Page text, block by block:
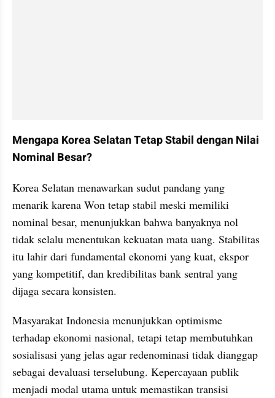
Mengapa Korea Selatan Tetap Stabil dengan Nilai
Nominal Besar?
Korea Selatan menawarkan sudut pandang yang
menarik karena Won tetap stabil meski memiliki
nominal besar, menunjukkan bahwa banyaknya nol
tidak selalu menentukan kekuatan mata uang. Stabilitas
itu lahir dari fundamental ekonomi yang kuat, ekspor
yang kompetitif, dan kredibilitas bank sentral yang
dijaga secara konsisten.
Masyarakat Indonesia menunjukkan optimisme
terhadap ekonomi nasional, tetapi tetap membutuhkan
sosialisasi yang jelas agar redenominasi tidak dianggap
sebagai devaluasi terselubung. Kepercayaan publik
menjadi modal utama untuk memastikan transisi